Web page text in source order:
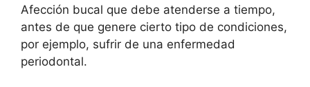
Afección bucal que debe atenderse a tiempo,
antes de que genere cierto tipo de condiciones,
por ejemplo, sufrir de una enfermedad
periodontal.